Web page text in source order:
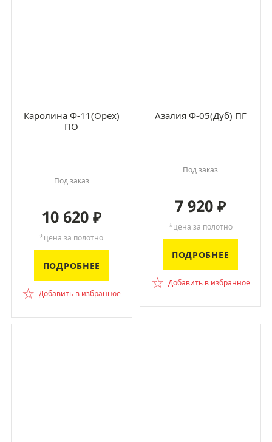
Каролина Ф-11(Орех)
ПО
Под заказ
10 620 ₽
*цена за полотно
ПОДРОБНЕЕ
☆ Добавить в избранное
Азалия Ф-05(Дуб) ПГ
Под заказ
7 920₽
*цена за полотно
ПОДРОБНЕЕ
☆ Добавить в избранное